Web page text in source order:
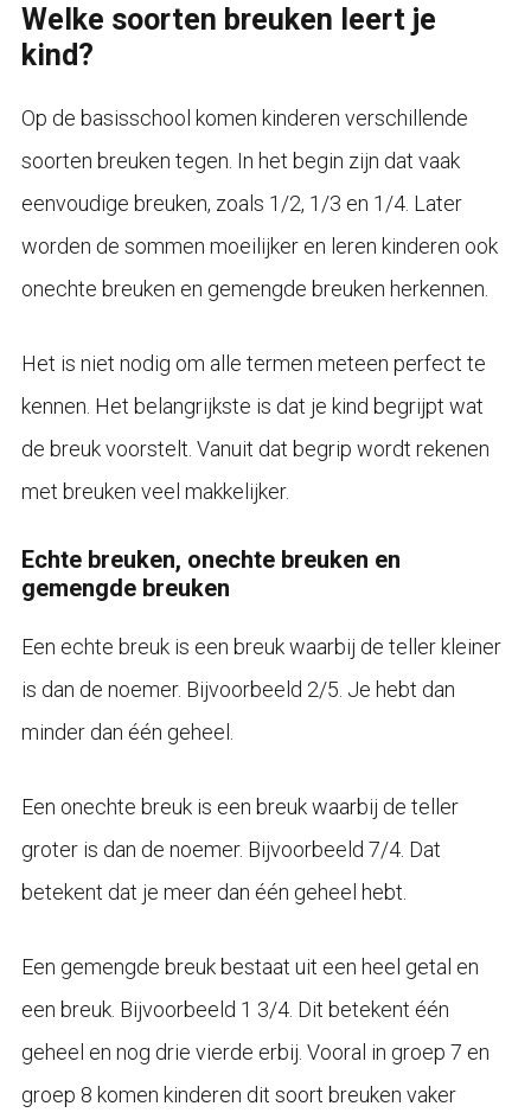
Welke soorten breuken leert je
kind?
Op de basisschool komen kinderen verschillende
soorten breuken tegen. In het begin zijn dat vaak
eenvoudige breuken, zoals 1/2, 1/3 en 1/4. Later
worden de sommen moeilijker en leren kinderen ook
onechte breuken en gemengde breuken herkennen.
Het is niet nodig om alle termen meteen perfect te
kennen. Het belangrijkste is dat je kind begrijpt wat
de breuk voorstelt. Vanuit dat begrip wordt rekenen
met breuken veel makkelijker.
Echte breuken, onechte breuken en
gemengde breuken
Een echte breuk is een breuk waarbij de teller kleiner
is dan de noemer. Bijvoorbeeld 2/5. Je hebt dan
minder dan één geheel.
Een onechte breuk is een breuk waarbij de teller
groter is dan de noemer. Bijvoorbeeld 7/4. Dat
betekent dat je meer dan één geheel hebt.
Een gemengde breuk bestaat uit een heel getal en
een breuk. Bijvoorbeeld 1 3/4. Dit betekent één
geheel en nog drie vierde erbij. Vooral in groep 7 en
groep 8 komen kinderen dit soort breuken vaker